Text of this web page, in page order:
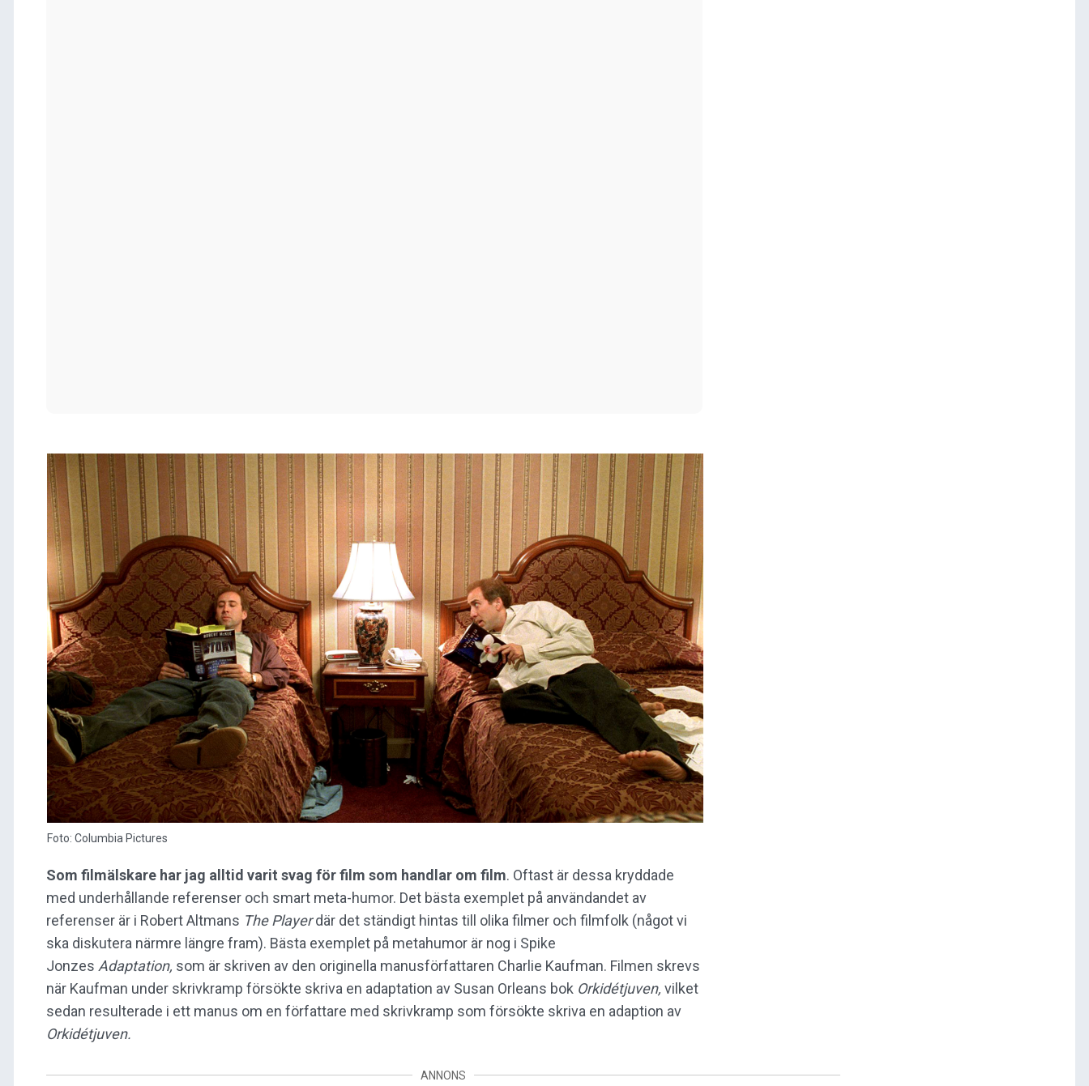
Foto: Columbia Pictures
Som filmälskare har jag alltid varit svag för film som handlar om film. Oftast är dessa kryddade
med underhållande referenser och smart meta-humor. Det bästa exemplet på användandet av
referenser är i Robert Altmans The Playerdär det ständigt hintas till olika filmer och filmfolk (något vi
ska diskutera närmre längre fram). Bästa exemplet på metahumor är nog i Spike
Jonzes Adaptation, som är skriven av den originella manusförfattaren Charlie Kaufman. Filmen skrevs
när Kaufman under skrivkramp försökte skriva en adaptation av Susan Orleans bok Orkidétjuven, vilket
sedan resulterade i ett manus om en författare med skrivkramp som försökte skriva en adaption av
Orkidétjuven.
ANNONS